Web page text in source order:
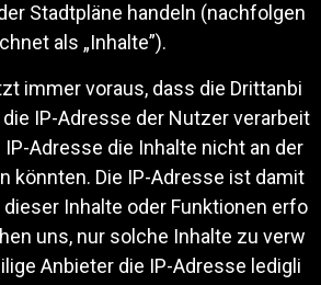
Stadtpläne handeln (nachfolgen
als „Inhalte”).
immer voraus, dass die Drittanbi
IP-Adresse der Nutzer verarbeit
IP-Adresse die Inhalte nicht an der
könnten. Die IP-Adresse ist damit
Inhalte oder Funktionen erfo
uns, nur solche Inhalte zu verw
Anbieter die IP-Adresse ledigli